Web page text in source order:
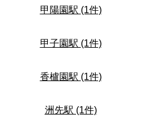
甲陽園駅 (1件)
甲子園駅 (1件)
香櫨園駅 (1件)
洲先駅 (1件)